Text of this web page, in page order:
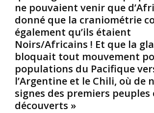
ne pouvaient venir que
donné que la craniométrie
également qu’ils étaient
Noirs/Africains ! Et que la
bloquait tout mouvement
populations du Pacifique
l’Argentine et le Chili, où de
signes des premiers
découverts »